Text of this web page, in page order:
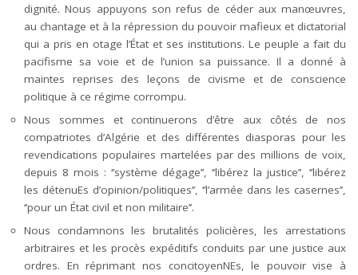
dignité. Nous appuyons son refus de céder aux manœuvres,
au chantage et à la répression du pouvoir mafieux et dictatorial
qui a pris en otage l’État et ses institutions. Le peuple a fait du
pacifisme sa voie et de l’union sa puissance. Il a donné à
maintes reprises des leçons de civisme et de conscience
politique à ce régime corrompu.
Nous sommes et continuerons d’être aux côtés de nos
compatriotes d’Algérie et des différentes diasporas pour les
revendications populaires martelées par des millions de voix,
depuis 8 mois : ‘’système dégage’’, ‘’libérez la justice’’, ‘’libérez
les détenuEs d’opinion/politiques’’, ‘’l’armée dans les casernes’’,
‘’pour un État civil et non militaire’’.
Nous condamnons les brutalités policières, les arrestations
arbitraires et les procès expéditifs conduits par une justice aux
ordres. En réprimant nos concitoyenNEs, le pouvoir vise à